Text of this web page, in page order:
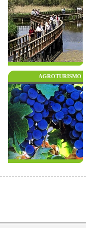
AGROTURISMO